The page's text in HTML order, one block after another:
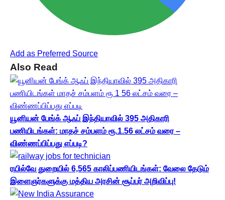
Add as Preferred Source
Also Read
யூனியன் பேங்க் ஆஃப் இந்தியாவில் 395 அதிகாரி
பணியிடங்கள்: மாதச் சம்பளம் ரூ.1.56 லட்சம் வரை –
விண்ணப்பிப்பது எப்படி?
ரயில்வே துறையில் 6,565 காலிப்பணியிடங்கள்: வேலை தேடும்
இளைஞர்களுக்கு மத்திய அரசின் சூப்பர் அறிவிப்பு!